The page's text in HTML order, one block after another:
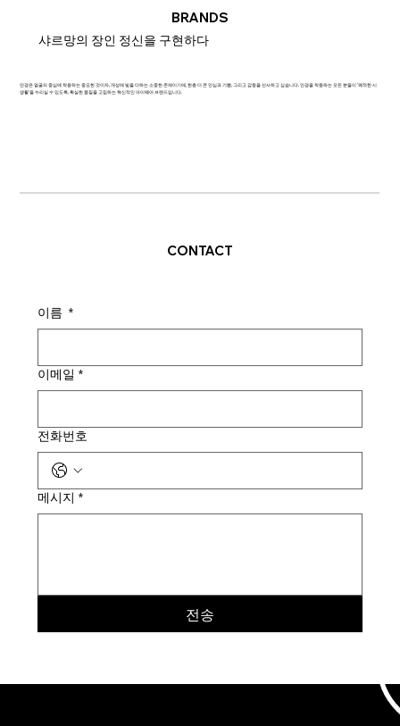
BRANDS
샤르망의 장인 정신을 구현하다
안경은 얼굴의 중심에 착용하는 중요한 것이자, 개성에 빛을 더하는 소중한 존재이기에, 한층 더 큰 안심과 기쁨, 그리고 감동을 선사하고 싶습니다. 안경을 착용하는 모든 분들이 '쾌적한 시
생활'을 누리실 수 있도록, 확실한 품질을 고집하는 혁신적인 아이웨어 브랜드입니다.
CONTACT
이름 *
이메일 *
전화번호
메시지 *
전송